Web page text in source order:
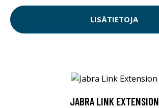
LISÄTIETOJA
JABRA LINK EXTENSION